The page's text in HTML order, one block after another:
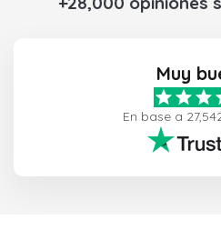
Muy
En base a